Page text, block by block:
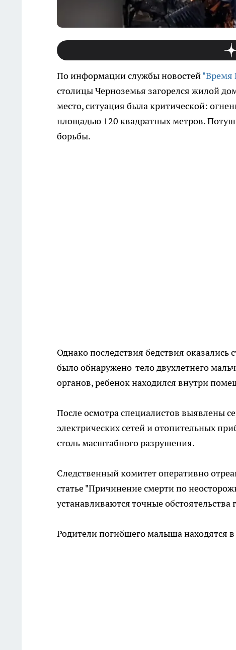
По информации службы новостей"Время
столицы Черноземья загорелся жилой
место, ситуация была критической:
площадью 120 квадратных метров.
борьбы.
Однако последствия бедствия
было обнаружено тело двухлетнего
органов, ребенок находился внутри
После осмотра специалистов выявлены
электрических сетей и отопительных
столь масштабного разрушения.
Следственный комитет оперативно
статье "Причинение смерти по
устанавливаются точные
Родители погибшего малыша находятся